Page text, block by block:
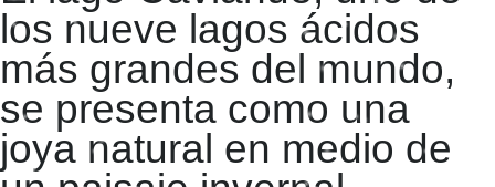
los nueve lagos ácidos
más grandes del mundo,
se presenta como una
joya natural en medio de